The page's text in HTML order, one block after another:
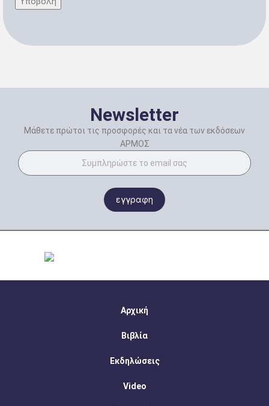
Newsletter
Μάθετε πρώτοι τις προσφορές και τα νέα των εκδόσεων
ΑΡΜΟΣ
εγγραφη
Αρχική
Βιβλία
Εκδηλώσεις
Video